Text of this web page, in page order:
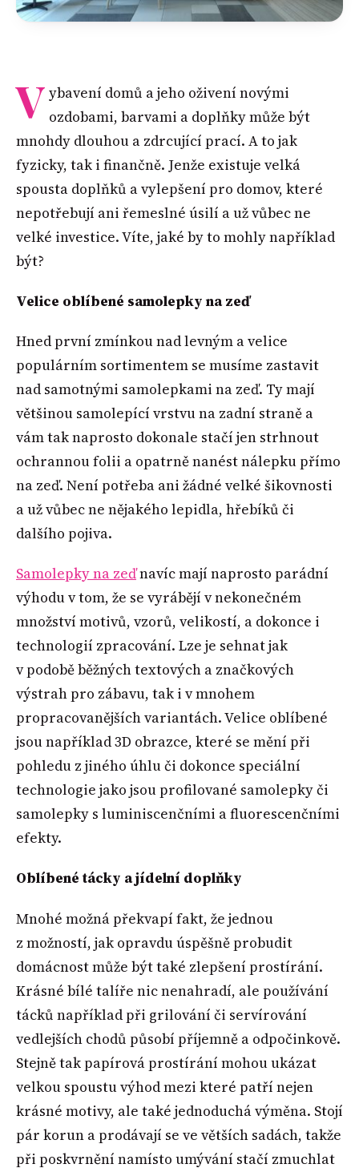
V ybavení domů a jeho oživení novými
ozdobami, barvami a doplňky může být
mnohdy dlouhou a zdrcující prací. A to jak
fyzicky, tak i finančně. Jenže existuje velká
spousta doplňků a vylepšení pro domov, které
nepotřebují ani řemeslné úsilí a už vůbec ne
velké investice. Víte, jaké by to mohly například
být?
Velice oblíbené samolepky na zeď
Hned první zmínkou nad levným a velice
populárním sortimentem se musíme zastavit
nad samotnými samolepkami na zeď. Ty mají
většinou samolepící vrstvu na zadní straně a
vám tak naprosto dokonale stačí jen strhnout
ochrannou folii a opatrně nanést nálepku přímo
na zeď. Není potřeba ani žádné velké šikovnosti
a už vůbec ne nějakého lepidla, hřebíků či
dalšího pojiva.
Samolepky na zeďnavíc mají naprosto parádní
výhodu v tom, že se vyrábějí v nekonečném
množství motivů, vzorů, velikostí, a dokonce i
technologií zpracování. Lze je sehnat jak
v podobě běžných textových a značkových
výstrah pro zábavu, tak i v mnohem
propracovanějších variantách. Velice oblíbené
jsou například 3D obrazce, které se mění při
pohledu z jiného úhlu či dokonce speciální
technologie jako jsou profilované samolepky či
samolepky s luminiscenčními a fluorescenčními
efekty.
Oblíbené tácky a jídelní doplňky
Mnohé možná překvapí fakt, že jednou
z možností, jak opravdu úspěšně probudit
domácnost může být také zlepšení prostírání.
Krásné bílé talíře nic nenahradí, ale používání
tácků například při grilování či servírování
vedlejších chodů působí příjemně a odpočinkově.
Stejně tak papírová prostírání mohou ukázat
velkou spoustu výhod mezi které patří nejen
krásné motivy, ale také jednoduchá výměna. Stojí
pár korun a prodávají se ve větších sadách, takže
při poskvrnění namísto umývání stačí zmuchlat